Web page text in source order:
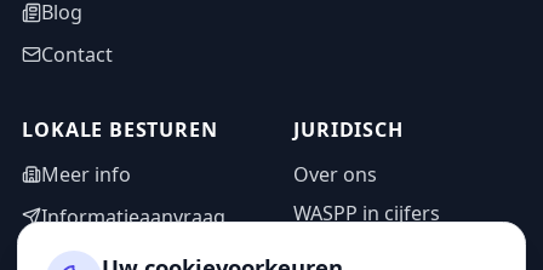
Blog
Contact
LOKALE BESTUREN
Meer info
Informatieaanvraag
Adminzone
JURIDISCH
Over ons
WASPP in cijfers